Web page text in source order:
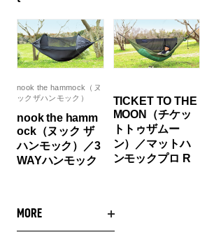
nook the hammock（ヌ
ックザハンモック）
nook the hamm
ock（ヌック ザ
ハンモック）／3
WAYハンモック
TICKET TO THE
MOON（チケッ
トトゥザムー
ン）／マットハ
ンモックプロ R
MORE